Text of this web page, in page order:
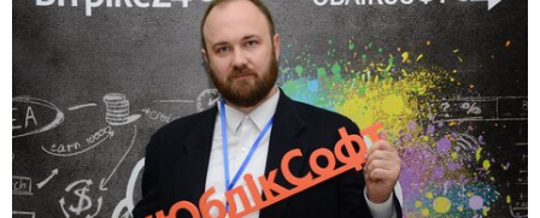
FAQ
Інтерв'ю
Авторська колонка
Події